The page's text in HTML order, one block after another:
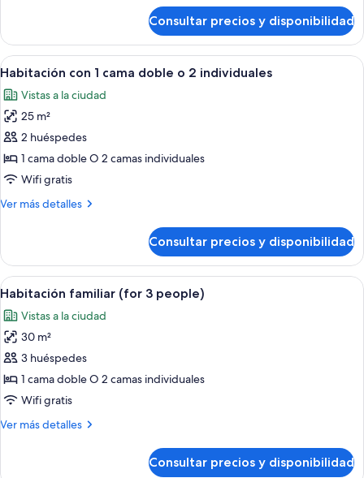
doble
de
uso
Consultar precios y disponibilidad
Abrir
todas
las
fotos
de
Habitación
con
cama
2
individuales
Una habitación de hotel con cama,
15
Habitación con 1 cama doble o 2 individuales
Vistas a la ciudad
25 m²
2 huéspedes
1 cama doble O 2 camas individuales
Wifi gratis
Ver más detalles
Más
con
cama
o
2
individuales
Consultar precios y disponibilidad
Abrir
todas
las
fotos
de
Habitación
familiar
3
Habitación de hotel con dos camas,
5
Habitación familiar (for 3 people)
Vistas a la ciudad
30 m²
3 huéspedes
1 cama doble O 2 camas individuales
Wifi gratis
Ver más detalles
Más
Consultar precios y disponibilidad